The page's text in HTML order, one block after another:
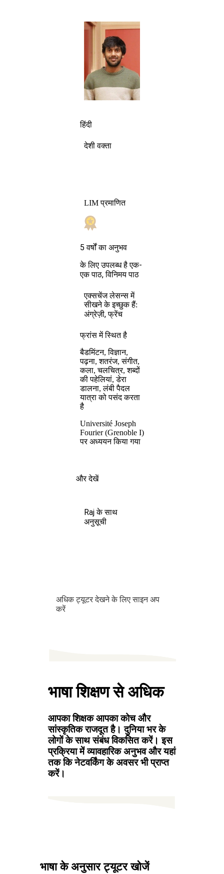
हिंदी
देशी वक्ता
LIM प्रमाणित
5 वर्षों का अनुभव
के लिए उपलब्ध हैएक-
एक पाठ, विनिमय पाठ
एक्सचेंज लेसन्स में
सीखने के इच्छुक हैं:
अंग्रेज़ी, फ्रेंच
फ्रांस में स्थित है
बैडमिंटन, विज्ञान,
पढ़ना, शतरंज, संगीत,
कला, चलचित्र, शब्दों
की पहेलियां, डेरा
डालना, लंबी पैदल
यात्रा को पसंद करता
है
Université Joseph
Fourier (Grenoble I)
पर अध्ययन किया गया
और देखें
Raj के साथ
अनुसूची
अधिक ट्यूटर देखने के लिए साइन अप
करें
भाषा शिक्षण से अधिक
आपका शिक्षक आपका कोच और
सांस्कृतिक राजदूत है। दुनिया भर के
लोगों के साथ संबंध विकसित करें। इस
प्रक्रिया में व्यावहारिक अनुभव और यहां
तक कि नेटवर्किंग के अवसर भी प्राप्त
करें।
भाषा के अनुसार ट्यूटर खोजें